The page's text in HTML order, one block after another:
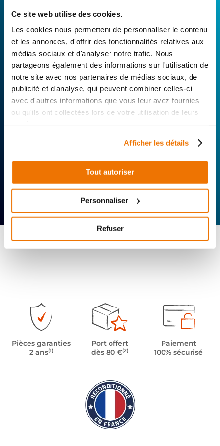
Ce site web utilise des cookies.
Les cookies nous permettent de personnaliser le contenu
et les annonces, d'offrir des fonctionnalités relatives aux
médias sociaux et d'analyser notre trafic. Nous
partageons également des informations sur l'utilisation de
notre site avec nos partenaires de médias sociaux, de
publicité et d'analyse, qui peuvent combiner celles-ci
avec d'autres informations que vous leur avez fournies
ou qu'ils ont collectées lors de votre utilisation de leurs
Afficher les détails
Tout autoriser
Personnaliser
Refuser
Avec Surplus Motos, bénéficiez de l’expertise
technique de notre réseau de Réparateurs-
Distributeurs. De l’achat depièces scooters
d’occasion garanties à la révision complète de
votre 2 roues, trouvez le garage le plus proche de
chez vous.
Rechercher par...
Réactivité
Pièces garanties
2 ans(1)
Port offert
dès 80 €(2)
Paiement
100% sécurisé